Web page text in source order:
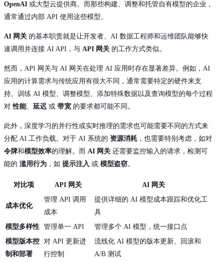
OpenAI 或大型云提供商。而那些构建、调整和托管自有模型的企业，
通常通过内部 API 使用这些模型。
AI 网关 的基本职责就是让开发者、AI 数据工程师和运维团队能够快
速调用并连接 AI API，与 API 网关 的工作方式类似。
然而，API 网关与 AI 网关在处理 AI 应用时存在显著差异。例如，AI
应用的计算需求与传统应用有很大不同，通常需要特定的硬件来支
持。训练 AI 模型、调整模型、添加特殊数据以及查询模型的每个过程
对性能、 延迟 或 带宽 的要求都可能不同。
此外，深度学习的并行性或实时推理的需求也可能需要不同的方式来
分配 AI 工作负载。对于 AI 系统的 资源消耗 ，也需要特别考虑，如对
令牌和模型效率的理解。而 AI 网关 还需要监控输入的请求，检测可
能的 滥用行为 ，如 提示注入 或 模型盗窃。
对比项 API 网关 AI 网关
成本优化
管理 API 调用
成本
提供详细的 AI 模型成本跟踪和优化工
具
模型多样性 管理单一 API
管理多个 AI 模型，统一接口点
模型版本控
制和部署
对 API 更新进
行控制
流线化 AI 模型的版本更新、回滚和
A/B 测试